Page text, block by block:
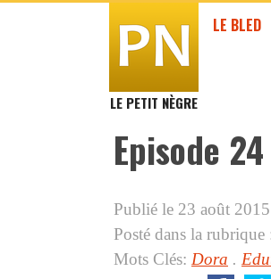
LE PETIT NÈGRE
LE BLED
Episode
Publié le 23 août 2015
Posté dans la rubrique
Mots Clés: Dora .